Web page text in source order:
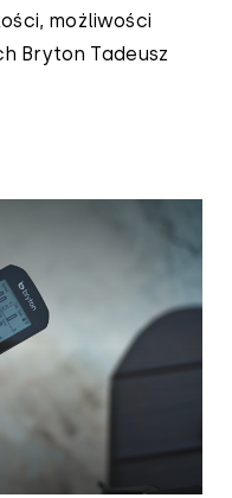
możliwości
Bryton Tadeusz